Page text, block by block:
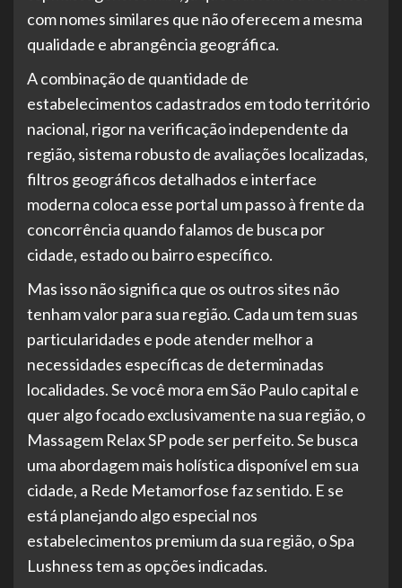
com nomes similares que não oferecem a mesma
qualidade e abrangência geográfica.
A combinação de quantidade de
estabelecimentos cadastrados em todo território
nacional, rigor na verificação independente da
região, sistema robusto de avaliações localizadas,
filtros geográficos detalhados e interface
moderna coloca esse portal um passo à frente da
concorrência quando falamos de busca por
cidade, estado ou bairro específico.
Mas isso não significa que os outros sites não
tenham valor para sua região. Cada um tem suas
particularidades e pode atender melhor a
necessidades específicas de determinadas
localidades. Se você mora em São Paulo capital e
quer algo focado exclusivamente na sua região, o
Massagem Relax SP pode ser perfeito. Se busca
uma abordagem mais holística disponível em sua
cidade, a Rede Metamorfose faz sentido. E se
está planejando algo especial nos
estabelecimentos premium da sua região, o Spa
Lushness tem as opções indicadas.